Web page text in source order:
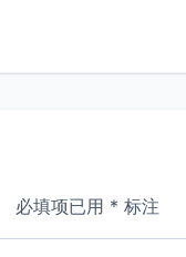
必填项已用 * 标注